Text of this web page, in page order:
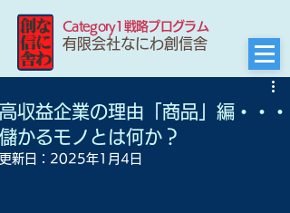
Category1戦略プログラム
有限会社なにわ創信舎
高収益企業の理由「商品」編・・・
儲かるモノとは何か？
更新日： 2025年1月4日